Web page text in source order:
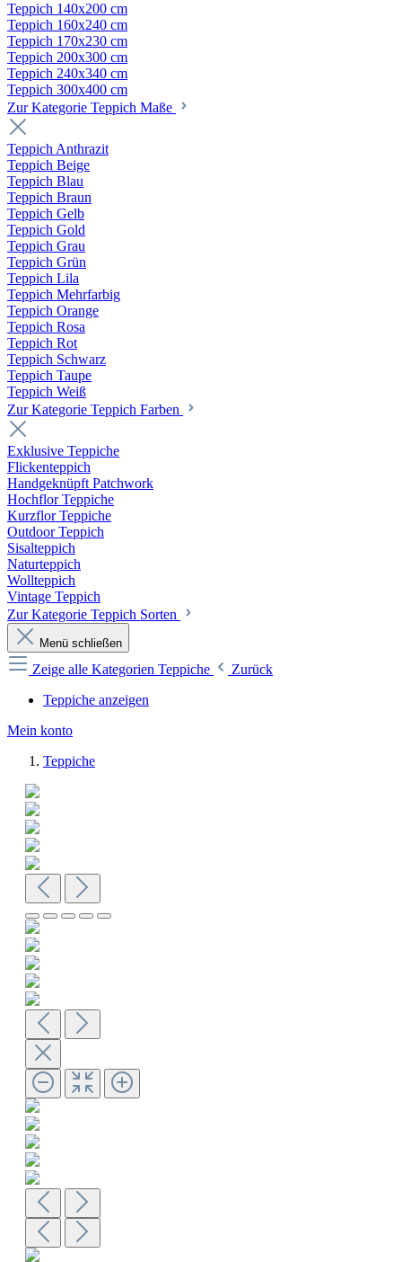
Teppich 140x200 cm
Teppich 160x240 cm
Teppich 170x230 cm
Teppich 200x300 cm
Teppich 240x340 cm
Teppich 300x400 cm
Zur Kategorie Teppich Maße
Teppich Anthrazit
Teppich Beige
Teppich Blau
Teppich Braun
Teppich Gelb
Teppich Gold
Teppich Grau
Teppich Grün
Teppich Lila
Teppich Mehrfarbig
Teppich Orange
Teppich Rosa
Teppich Rot
Teppich Schwarz
Teppich Taupe
Teppich Weiß
Zur Kategorie Teppich Farben
Exklusive Teppiche
Flickenteppich
Handgeknüpft Patchwork
Hochflor Teppiche
Kurzflor Teppiche
Outdoor Teppich
Sisalteppich
Naturteppich
Wollteppich
Vintage Teppich
Zur Kategorie Teppich Sorten
Menü schließen
Zeige alle Kategorien Teppiche
Zurück
Teppiche anzeigen
Mein konto
Teppiche